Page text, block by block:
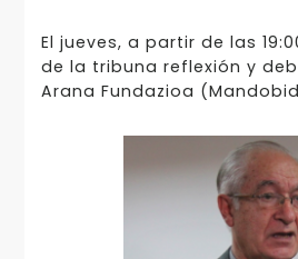
El jueves, a partir de las
de la tribuna reflexión y
Arana Fundazioa